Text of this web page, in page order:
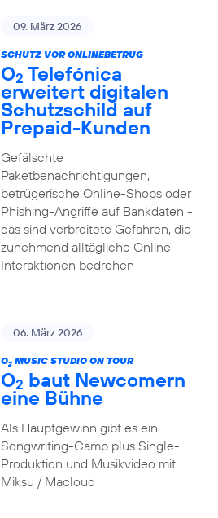
09. März 2026
SCHUTZ VOR ONLINEBETRUG
O2 Telefónica
erweitert digitalen
Schutzschild auf
Prepaid-Kunden
Gefälschte
Paketbenachrichtigungen,
betrügerische Online-Shops oder
Phishing-Angriffe auf Bankdaten -
das sind verbreitete Gefahren, die
zunehmend alltägliche Online-
Interaktionen bedrohen
06. März 2026
O2MUSIC STUDIO ON TOUR
O2 baut Newcomern
eine Bühne
Als Hauptgewinn gibt es ein
Songwriting-Camp plus Single-
Produktion und Musikvideo mit
Miksu / Macloud